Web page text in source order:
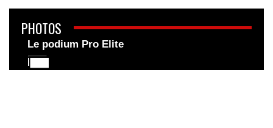
PHOTOS
Le podium Pro Elite